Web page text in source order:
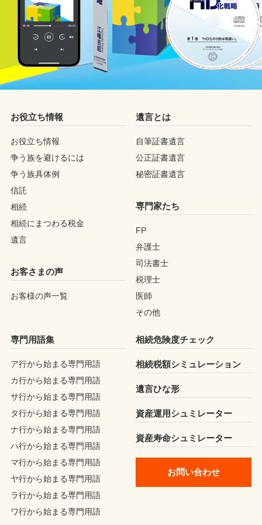
お役立ち情報
お役立ち情報
争う族を避けるには
争う族具体例
信託
相続
相続にまつわる税金
遺言
お客さまの声
お客様の声一覧
遺言とは
自筆証書遺言
公正証書遺言
秘密証書遺言
専門家たち
FP
弁護士
司法書士
税理士
医師
その他
専門用語集
ア行から始まる専門用語
カ行から始まる専門用語
サ行から始まる専門用語
タ行から始まる専門用語
ナ行から始まる専門用語
ハ行から始まる専門用語
マ行から始まる専門用語
ヤ行から始まる専門用語
ラ行から始まる専門用語
ワ行から始まる専門用語
相続危険度チェック
相続税額シミュレーション
遺言ひな形
資産運用シュミレーター
資産寿命シュミレーター
お問い合わせ